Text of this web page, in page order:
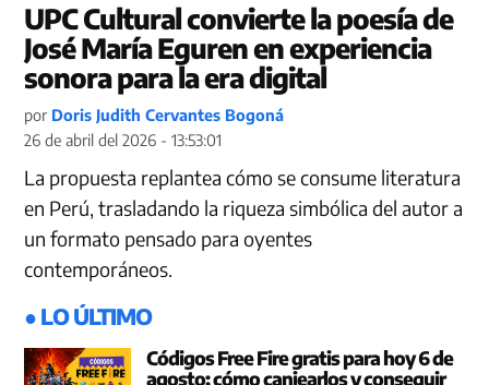
UPC Cultural convierte la poesía de
José María Eguren en experiencia
sonora para la era digital
por Doris Judith Cervantes Bogoná
26 de abril del 2026 - 13:53:01
La propuesta replantea cómo se consume literatura
en Perú, trasladando la riqueza simbólica del autor a
un formato pensado para oyentes
contemporáneos.
● LO ÚLTIMO
Códigos Free Fire gratis para hoy 6 de
agosto: cómo canjearlos y conseguir